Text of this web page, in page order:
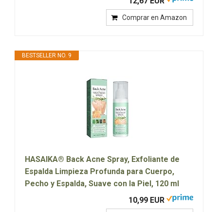
Comprar en Amazon
BESTSELLER NO. 9
HASAIKA® Back Acne Spray, Exfoliante de
Espalda Limpieza Profunda para Cuerpo,
Pecho y Espalda, Suave con la Piel, 120 ml
10,99 EUR